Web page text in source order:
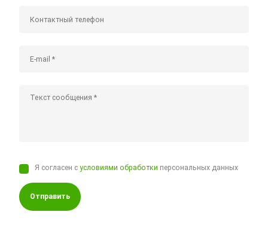
Я согласен сусловиями обработки персональных данных
Отправить